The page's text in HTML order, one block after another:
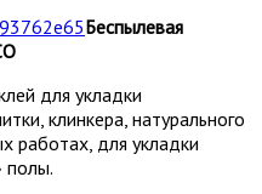
Беспылевая
для укладки
клинкера, натурального
работах, для укладки
полы.